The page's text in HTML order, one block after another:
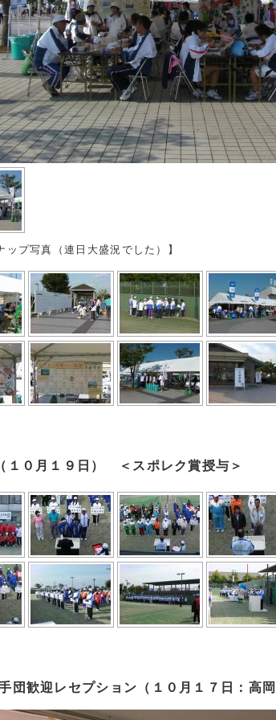
ップ写真（連日大盛況でした）】
１０月１９日） ＜スポレク賞授与＞
団歓迎レセプション（１０月１７日：高岡